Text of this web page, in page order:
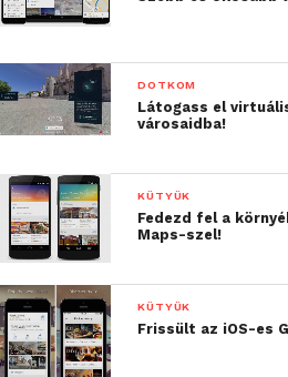
DOTKOM
Látogass el
városaidba!
KÜTYÜK
Fedezd fel a
Maps-szel!
KÜTYÜK
Frissült az iOS-es